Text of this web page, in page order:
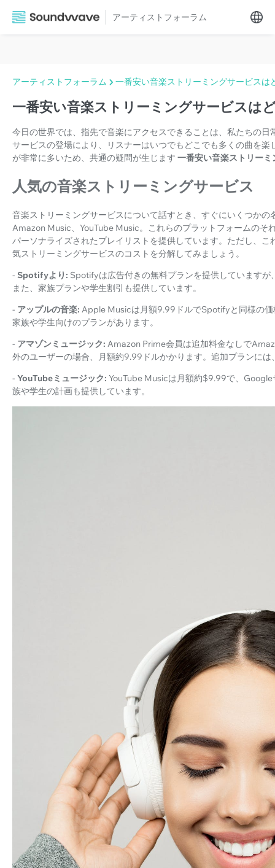
アーティストフォーラム
アーティストフォーラム 一番安い音楽ストリーミングサービスは
一番安い音楽ストリーミングサービスは
今日の世界では、指先で音楽にアクセスできることは、私たちの
サービスの登場により、リスナーはいつでもどこでも多くの曲を
が非常に多いため、共通の疑問が生じます 一番安い音楽ストリー
人気の音楽ストリーミングサービス
音楽ストリーミングサービスについて話すとき、すぐにいくつか
Amazon Music、YouTube Music。これらのプラットフォームのそ
パーソナライズされたプレイリストを提供しています。ただし、
気ストリーミングサービスのコストを分解してみましょう。
- Spotifyより: Spotifyは広告付きの無料プランを提供しています
また、家族プランや学生割引も提供しています。
- アップルの音楽: Apple Musicは月額9.99ドルでSpotifyと同様の
家族や学生向けのプランがあります。
- アマゾンミュージック: Amazon Prime会員は追加料金なしで
外のユーザーの場合、月額約9.99ドルかかります。追加プランに
- YouTubeミュージック: YouTube Musicは月額約$9.99で、
族や学生の計画も提供しています。